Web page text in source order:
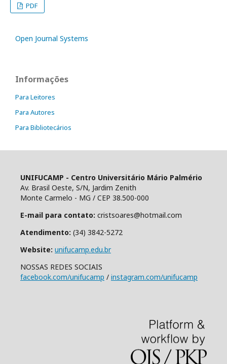
PDF
Open Journal Systems
Informações
Para Leitores
Para Autores
Para Bibliotecários
UNIFUCAMP - Centro Universitário Mário Palmério
Av. Brasil Oeste, S/N, Jardim Zenith
Monte Carmelo - MG / CEP 38.500-000
E-mail para contato: cristsoares@hotmail.com
Atendimento: (34) 3842-5272
Website: unifucamp.edu.br
NOSSAS REDES SOCIAIS
facebook.com/unifucamp / instagram.com/unifucamp